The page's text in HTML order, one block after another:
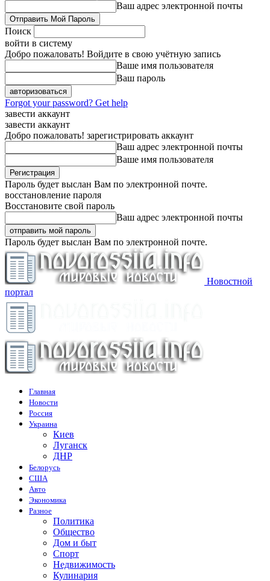
Ваш адрес электронной почты
Поиск
войти в систему
Добро пожаловать! Войдите в свою учётную запись
Ваше имя пользователя
Ваш пароль
Forgot your password? Get help
завести аккаунт
завести аккаунт
Добро пожаловать! зарегистрировать аккаунт
Ваш адрес электронной почты
Ваше имя пользователя
Пароль будет выслан Вам по электронной почте.
восстановление пароля
Восстановите свой пароль
Ваш адрес электронной почты
Пароль будет выслан Вам по электронной почте.
Новостной
портал
Главная
Новости
Россия
Украина
Киев
Луганск
ДНР
Белорусь
США
Авто
Экономика
Разное
Политика
Общество
Дом и быт
Спорт
Недвижимость
Кулинария